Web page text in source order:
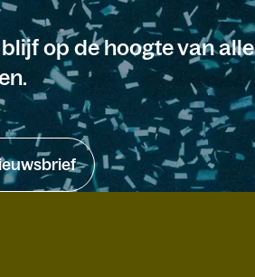
op de hoogte van alle